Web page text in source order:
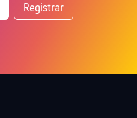
Registrar